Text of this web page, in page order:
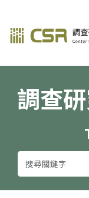
調查研
調查